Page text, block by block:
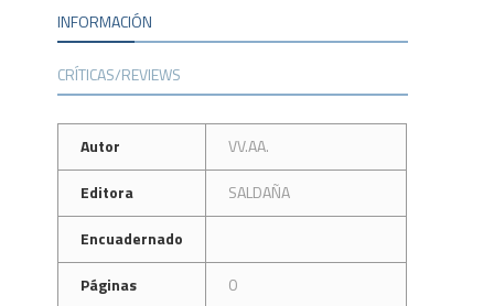
INFORMACIÓN
CRÍTICAS/REVIEWS
Autor
VV.AA.
Editora
SALDAÑA
Encuadernado
Páginas
0